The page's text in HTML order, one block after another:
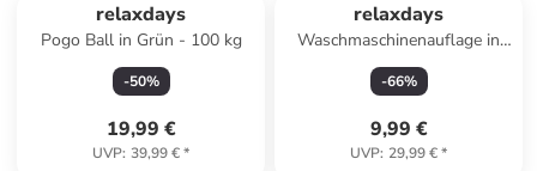
relaxdays
Pogo Ball in Grün - 100 kg
-50%
19,99 €
UVP: 39,99 €*
relaxdays
Waschmaschinenauflage in
Anthrazit/ Creme - (B)130 x
(T)55 cm
-66%
9,99 €
UVP: 29,99 €*